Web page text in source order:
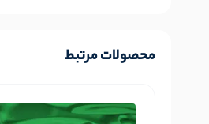
محصولات مرتبط